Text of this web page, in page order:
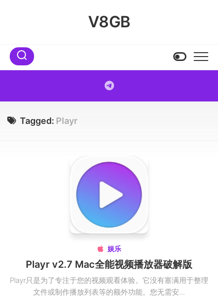
V8GB
Tagged: Playr
 娱乐
Playr v2.7 Mac全能视频播放器破解版
Playr只是为了专注于您的视频观看体验。它没有塞满用于整理
文件或制作播放列表等的额外功能。您无需安...